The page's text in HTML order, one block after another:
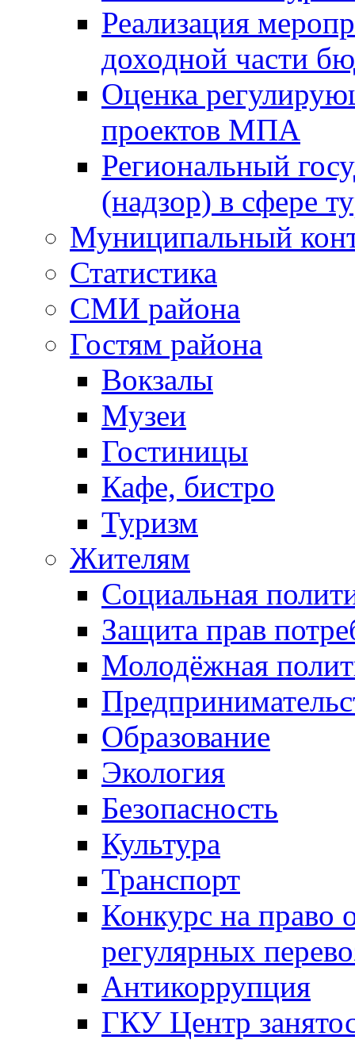
Реализация
доходной части
Оценка
проектов МПА
Региональный
(надзор) в сфере
Муниципальный
Статистика
СМИ района
Гостям района
Вокзалы
Музеи
Гостиницы
Кафе, бистро
Туризм
Жителям
Социальная
Защита прав
Молодёжная
Образование
Экология
Безопасность
Культура
Транспорт
Конкурс на право
регулярных
Антикоррупция
ГКУ Центр